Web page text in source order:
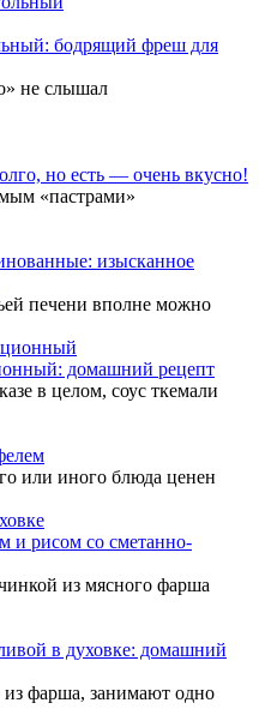
бодрящий фреш для
не слышал
но есть — очень вкусно!
«пастрами»
изысканное
печени вполне можно
домашний рецепт
в целом, соус ткемали
или иного блюда ценен
рисом со сметанно-
из мясного фарша
в духовке: домашний
фарша, занимают одно